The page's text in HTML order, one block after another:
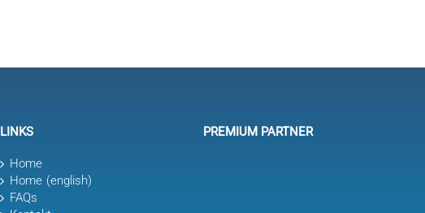
LINKS
Home
Home (english)
FAQs
PREMIUM PARTNER